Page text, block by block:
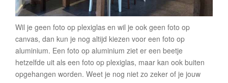
Wil je geen foto op plexiglas en wil je ook geen foto op
canvas, dan kun je nog altijd kiezen voor een foto op
aluminium. Een foto op aluminium ziet er een beetje
hetzelfde uit als een foto op plexiglas, maar kan ook buiten
opgehangen worden. Weet je nog niet zo zeker of je jouw